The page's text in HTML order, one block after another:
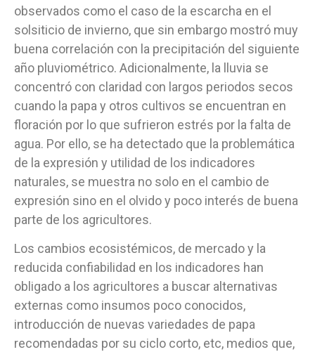
observados como el caso de la escarcha en el
solsiticio de invierno, que sin embargo mostró muy
buena correlación con la precipitación del siguiente
año pluviométrico. Adicionalmente, la lluvia se
concentró con claridad con largos periodos secos
cuando la papa y otros cultivos se encuentran en
floración por lo que sufrieron estrés por la falta de
agua. Por ello, se ha detectado que la problemática
de la expresión y utilidad de los indicadores
naturales, se muestra no solo en el cambio de
expresión sino en el olvido y poco interés de buena
parte de los agricultores.
Los cambios ecosistémicos, de mercado y la
reducida confiabilidad en los indicadores han
obligado a los agricultores a buscar alternativas
externas como insumos poco conocidos,
introducción de nuevas variedades de papa
recomendadas por su ciclo corto, etc, medios que,